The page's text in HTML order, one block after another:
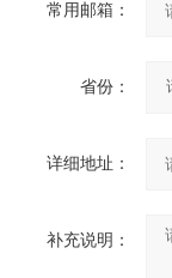
常用邮箱：
省份：
详细地址：
补充说明：